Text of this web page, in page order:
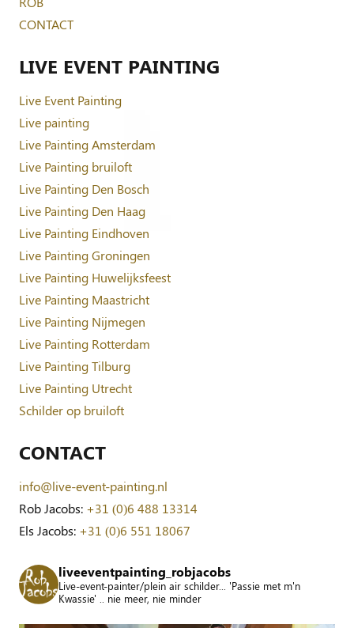
CONTACT
LIVE EVENT PAINTING
Live Event Painting
Live painting
Live Painting Amsterdam
Live Painting bruiloft
Live Painting Den Bosch
Live Painting Den Haag
Live Painting Eindhoven
Live Painting Groningen
Live Painting Huwelijksfeest
Live Painting Maastricht
Live Painting Nijmegen
Live Painting Rotterdam
Live Painting Tilburg
Live Painting Utrecht
Schilder op bruiloft
CONTACT
info@live-event-painting.nl
Rob Jacobs: +31 (0)6 488 13314
Els Jacobs: +31 (0)6 551 18067
liveeventpainting_robjacobs
Live-event-painter/plein air schilder... 'Passie met m'n
Kwassie' .. nie meer, nie minder